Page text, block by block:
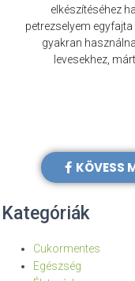
elkészítéséhez
petrezselyem
gyakran
levesekhez,
KÖVESS
Kategóriák
Cukormentes
Egészség